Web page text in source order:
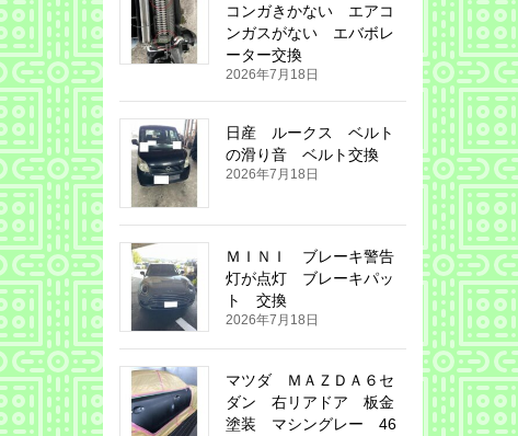
コンガきかない エアコ
ンガスがない エバボレ
ーター交換
2026年7月18日
日産 ルークス ベルト
の滑り音 ベルト交換
2026年7月18日
ＭＩＮＩ ブレーキ警告
灯が点灯 ブレーキパッ
ト 交換
2026年7月18日
マツダ ＭＡＺＤＡ６セ
ダン 右リアドア 板金
塗装 マシングレー 46